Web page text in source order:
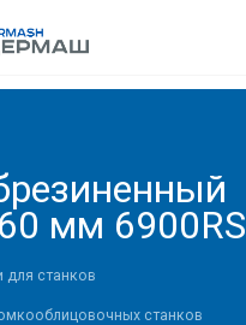
мм 6900RS
для станков
станков